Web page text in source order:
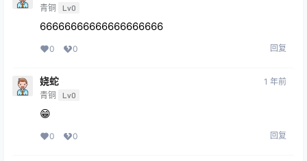
青铜 Lv0
66666666666666666666
0 0 回复
娆蛇
青铜 Lv0
1 年前
😁
0 0 回复